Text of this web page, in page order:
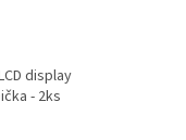
display
- 2ks